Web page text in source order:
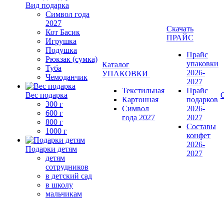
Вид подарка
Символ года
2027
Кот Басик
Игрушка
Подушка
Рюкзак (сумка)
Туба
Чемоданчик
Вес подарка
300 г
600 г
800 г
1000 г
Подарки детям
детям
сотрудников
в детский сад
в школу
мальчикам
Каталог
УПАКОВКИ
Текстильная
Картонная
Символ
года 2027
Скачать
ПРАЙС
Прайс
упаковки
2026-
2027
Прайс
подарков
2026-
2027
Составы
конфет
2026-
2027